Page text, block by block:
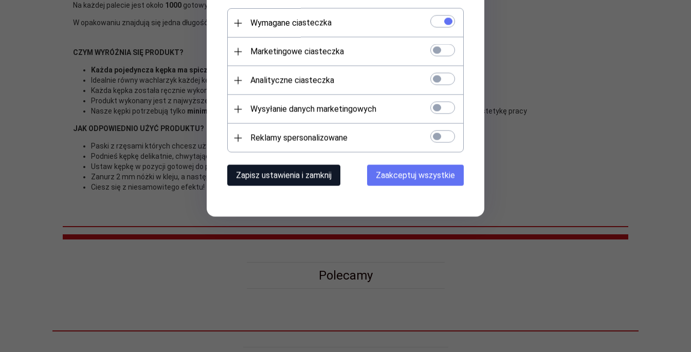
Na każdej palecie jest około 1000 gotowych w objętości
W opakowaniu znajdują się jedna długość rzęs
CZYM WYRÓŻNIA SIĘ PRODUKT?
Każda pojedyncza kępka ma spiczastą podstawę
Idealnie równy wachlarzyk każdej kępki, zapewni maksymalną estetykę nawet początkującym osobom.
Każda kępka została ręcznie wykonana przez osoby, które profesjonalnie zajmują się tylko takim rodzajem pracy
Produkt wykonany jest z najwyższej jakości materiału, jakim jest koreańskie włókno PBT
Nasze kępki potrzebują tylko minimalną ilość kleju. Niweluje to problem zbyt dużego ciężaru na powiekach i wzmaga estetykę pracy
JAK ODPOWIEDNIO UŻYĆ PRODUKTU?
Paski z rzęsami których chcesz użyć przyklej na holder lub bierz rzęsy bezpośrednio z pudełka.
Podnieś kępkę delikatnie, chwytając ją od strony nóżki
Ustaw kępkę w pozycji gotowej do przyklejenia.
Zanurz 2 mm nóżki w kleju, a następnie przyklej
Ciesz się z niesamowitego efektu!
Polecamy
Wymagane ciasteczka
Marketingowe ciasteczka
Analityczne ciasteczka
Wysyłanie danych marketingowych
Reklamy spersonalizowane
Zapisz ustawienia i zamknij Zaakceptuj wszystkie